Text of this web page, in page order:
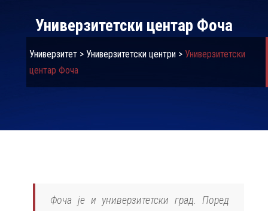
Универзитетски центар Фоча
Универзитет > Универзитетски центри > Универзитетски
центар Фоча
Фоча је и универзитетски град. Поред